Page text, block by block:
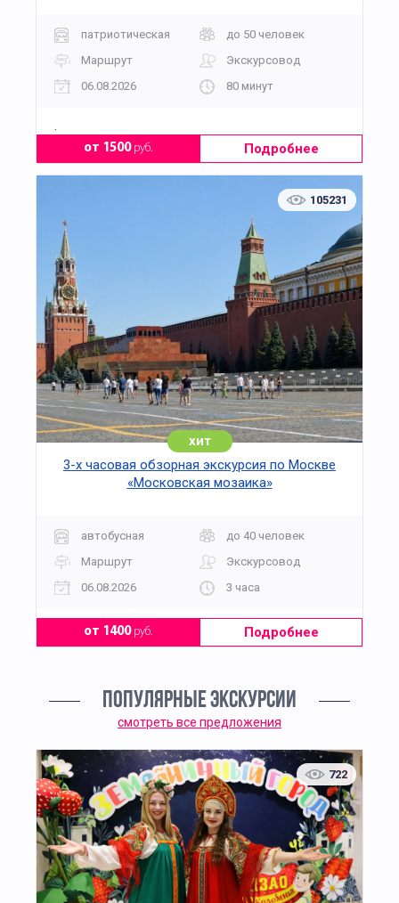
патриотическая
до 50 человек
Маршрут
Экскурсовод
06.08.2026
80 минут
.
от 1500руб. Подробнее
105231
хит
3-х часовая обзорная экскурсия по Москве
«Московская мозаика»
автобусная
до 40 человек
Маршрут
Экскурсовод
06.08.2026
3 часа
от 1400руб. Подробнее
ПОПУЛЯРНЫЕ ЭКСКУРСИИ
смотреть все предложения
722